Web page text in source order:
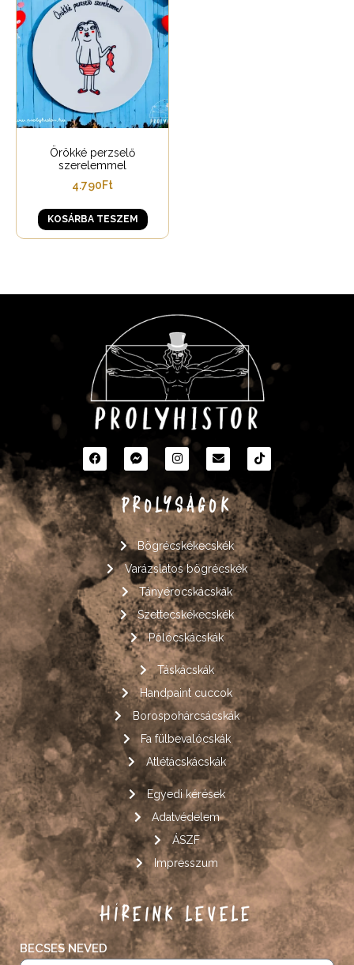
Örökké perzselő
szerelemmel
4.790Ft
KOSÁRBA TESZEM
PROLYSÁGOK
Bögrécskékecskék
Varázslatos bögrécskék
Tányérocskácskák
Szettecskékecskék
Pólócskácskák
Táskácskák
Handpaint cuccok
Borospohárcsácskák
Fa fülbevalócskák
Atlétácskácskák
Egyedi kérések
Adatvédelem
ÁSZF
Impresszum
HÍREINK LEVELE
BECSES NEVED